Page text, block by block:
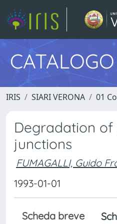
IRIS SIARI VERONA 01
Degradation
junctions
FUMAGALLI, Guido
1993-01-01
Scheda breve